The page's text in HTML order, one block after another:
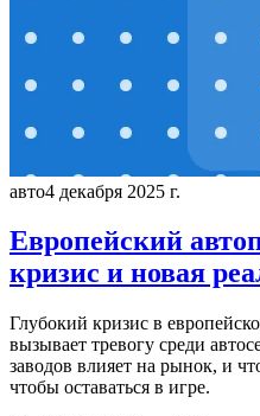
авто4 декабря 2025 г.
Европейский
кризис и новая
Глубокий кризис в
вызывает тревогу среди
заводов влияет на рынок, и
чтобы оставаться в игре.